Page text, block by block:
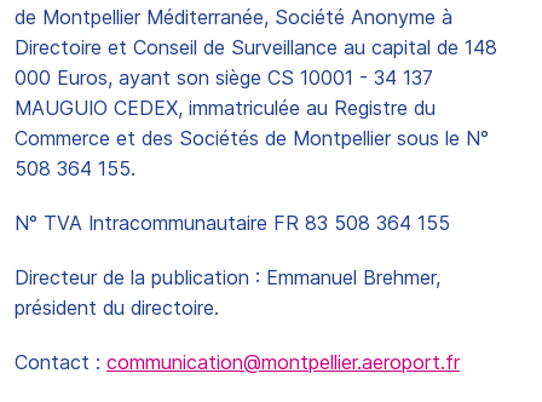
de Montpellier Méditerranée, Société Anonyme à
Directoire et Conseil de Surveillance au capital de 148
000 Euros, ayant son siège CS 10001 - 34 137
MAUGUIO CEDEX, immatriculée au Registre du
Commerce et des Sociétés de Montpellier sous le N°
508 364 155.
N° TVA Intracommunautaire FR 83 508 364 155
Directeur de la publication : Emmanuel Brehmer,
président du directoire.
Contact : communication@montpellier.aeroport.fr